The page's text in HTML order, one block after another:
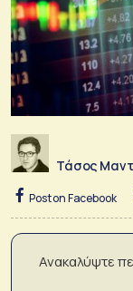
Τάσος
Post on Facebook
Ανακαλύψτε